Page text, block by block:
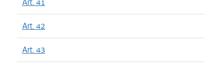
Art. 42
Art. 43